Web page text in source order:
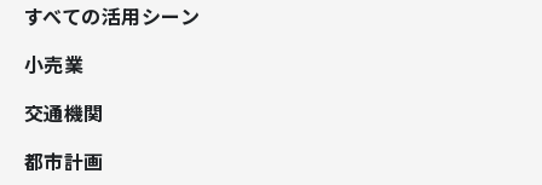
すべての活用シーン
小売業
交通機関
都市計画